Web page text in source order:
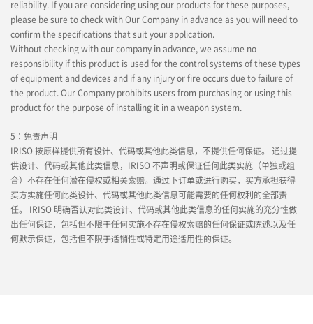
reliability. If you are considering using our products for these purposes,
please be sure to check with Our Company in advance as you will need to
confirm the specifications that suit your application.
Without checking with our company in advance, we assume no
responsibility if this product is used for the control systems of these types
of equipment and devices and if any injury or fire occurs due to failure of
the product. Our Company prohibits users from purchasing or using this
product for the purpose of installing it in a weapon system.
5：免责声明
IRISO 按原样提供所有设计、代码或其他此类信息，不提供任何保证。 通过提
供设计、代码或其他此类信息，IRISO 不声明或保证任何此类实施（单独或组
合）不存在任何潜在侵权或相关索赔。通过下订单或进行购买，买方承担获得
买方实施任何此类设计、代码或其他此类信息可能需要的任何权利的全部责
任。 IRISO 明确否认对此类设计、代码或其他此类信息的任何实施的充分性做
出任何保证，包括但不限于任何实施不存在侵权索赔的任何保证或陈述以及任
何默示保证，包括但不限于适销性或特定用途适用性的保证。